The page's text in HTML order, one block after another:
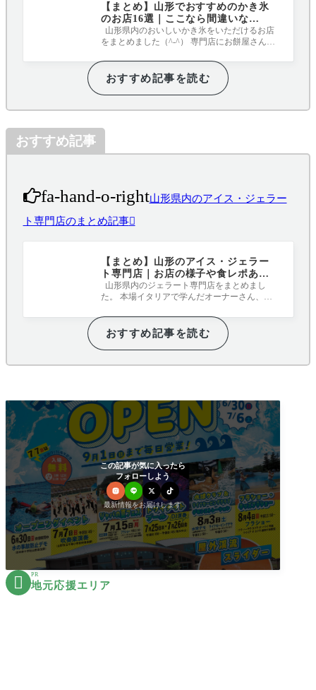
【まとめ】山形でおすすめのかき氷
のお店16選｜ここなら間違いな
し！！！
山形県内のおいしいかき氷をいただけるお店
をまとめました（^-^） 専門店にお餅屋さんに
おすすめ記事を読む
おすすめ記事
fa-hand-o-right山形県内のアイス・ジェラー
ト専門店のまとめ記事
【まとめ】山形のアイス・ジェラー
ト専門店｜お店の様子や食レポあり
です
山形県内のジェラート専門店をまとめまし
た。 本場イタリアで学んだオーナーさん、本
おすすめ記事を読む
この記事が気に入ったら
フォローしよう
最新情報をお届けします
 PR
地元応援エリア